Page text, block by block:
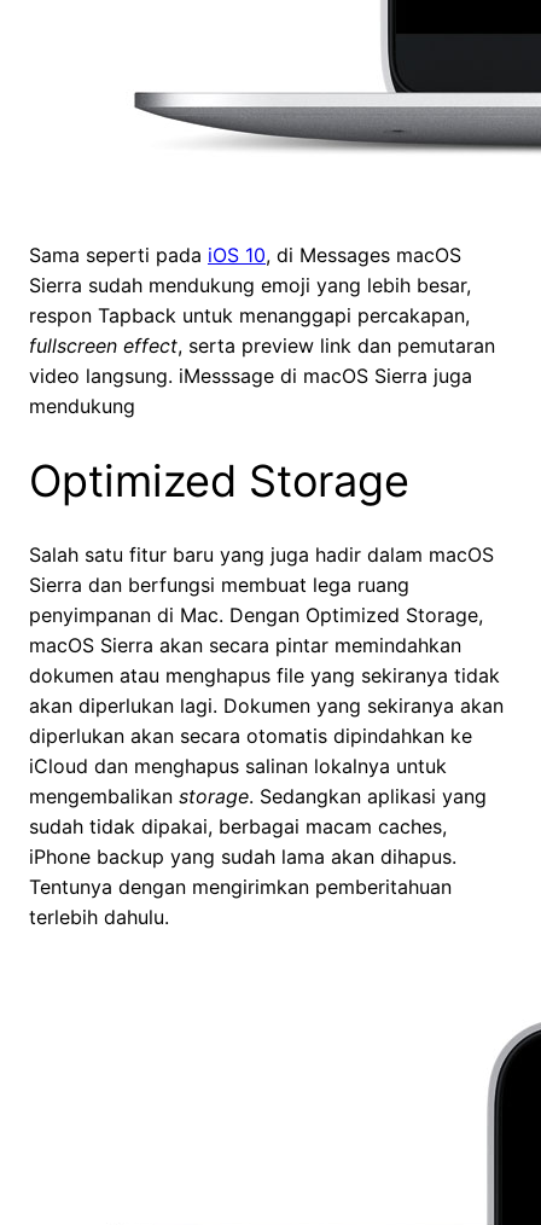
Sama seperti pada iOS 10, di Messages macOS
Sierra sudah mendukung emoji yang lebih besar,
respon Tapback untuk menanggapi percakapan,
fullscreen effect, serta preview link dan pemutaran
video langsung. iMesssage di macOS Sierra juga
mendukung
Optimized Storage
Salah satu fitur baru yang juga hadir dalam macOS
Sierra dan berfungsi membuat lega ruang
penyimpanan di Mac. Dengan Optimized Storage,
macOS Sierra akan secara pintar memindahkan
dokumen atau menghapus file yang sekiranya tidak
akan diperlukan lagi. Dokumen yang sekiranya akan
diperlukan akan secara otomatis dipindahkan ke
iCloud dan menghapus salinan lokalnya untuk
mengembalikan storage. Sedangkan aplikasi yang
sudah tidak dipakai, berbagai macam caches,
iPhone backup yang sudah lama akan dihapus.
Tentunya dengan mengirimkan pemberitahuan
terlebih dahulu.